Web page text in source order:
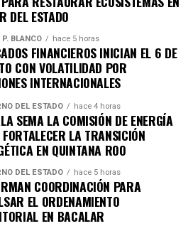
noticias al instante
oficial de WhatsApp de
y recibe las noticias más
Quintana Roo directamente
DEL ESTADO
P. BLANCO hace 5 horas
FINANCIEROS INICIAN EL 6 DE
CON VOLATILIDAD POR
INTERNACIONALES
DEL ESTADO hace 4 horas
SEMA LA COMISIÓN DE ENERGÍA
LA TRANSICIÓN
EN QUINTANA ROO
DEL ESTADO hace 5 horas
COORDINACIÓN PARA
EL ORDENAMIENTO
EN BACALAR